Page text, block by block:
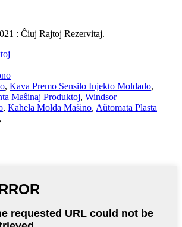
: Ĉiuj Rajtoj Rezervitaj.
, Kava Premo Sensilo Injekto Moldado,
Maŝinaj Produktoj, Windsor
, Kahela Molda Maŝino, Aŭtomata Plasta
,